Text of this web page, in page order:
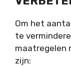
Om het
te
maatregelen
zijn: